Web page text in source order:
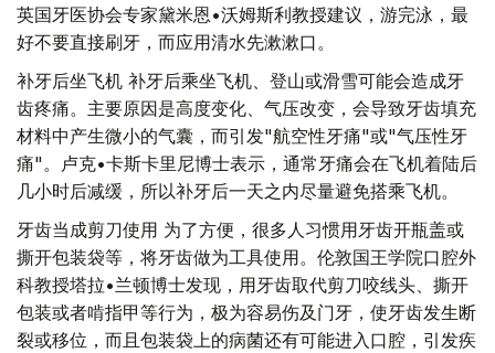
英国牙医协会专家黛米恩•沃姆斯利教授建议，游完泳，最
好不要直接刷牙，而应用清水先漱漱口。
补牙后坐飞机 补牙后乘坐飞机、登山或滑雪可能会造成牙
齿疼痛。主要原因是高度变化、气压改变，会导致牙齿填充
材料中产生微小的气囊，而引发"航空性牙痛"或"气压性牙
痛"。卢克•卡斯卡里尼博士表示，通常牙痛会在飞机着陆后
几小时后减缓，所以补牙后一天之内尽量避免搭乘飞机。
牙齿当成剪刀使用 为了方便，很多人习惯用牙齿开瓶盖或
撕开包装袋等，将牙齿做为工具使用。伦敦国王学院口腔外
科教授塔拉•兰顿博士发现，用牙齿取代剪刀咬线头、撕开
包装或者啃指甲等行为，极为容易伤及门牙，使牙齿发生断
裂或移位，而且包装袋上的病菌还有可能进入口腔，引发疾